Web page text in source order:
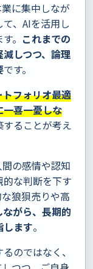
に集中しなが
、AIを活用し
。 これまでの
しつつ、論理
です。
フォリオ最適
喜一憂しな
することが考え
の感情や認知
な判断を下す
狼狽売りや高
がら、長期的
します。
のではなく、